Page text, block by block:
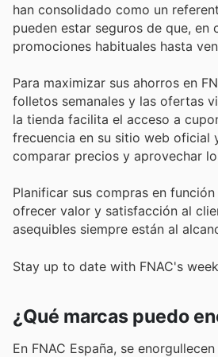
han consolidado como un
pueden estar seguros de que,
promociones habituales hasta
Para maximizar sus ahorros en
folletos semanales y las ofertas
la tienda facilita el acceso a
frecuencia en su sitio web oficial
comparar precios y aprovechar
Planificar sus compras en
ofrecer valor y satisfacción al
asequibles siempre están al
Stay up to date with FNAC's
¿Qué marcas puedo
En FNAC España, se